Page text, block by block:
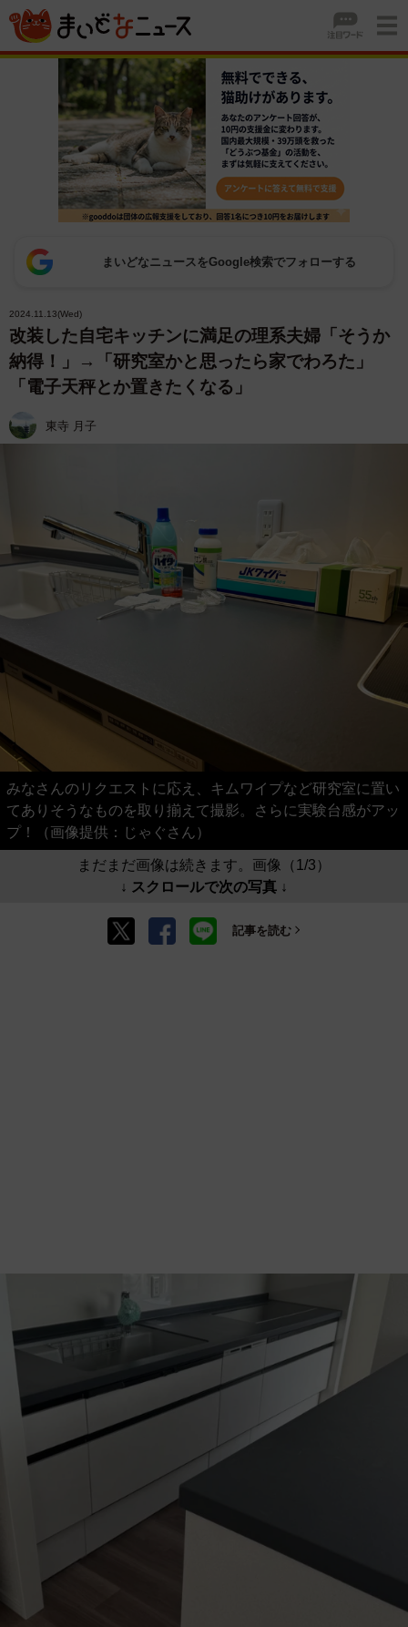
まいどなニュースをGoogle検索でフォローする
2024.11.13(Wed)
改装した自宅キッチンに満足の理系夫婦「そうか
納得！」→「研究室かと思ったら家でわろた」
「電子天秤とか置きたくなる」
東寺 月子
みなさんのリクエストに応え、キムワイプなど研究室に置い
てありそうなものを取り揃えて撮影。さらに実験台感がアッ
プ！（画像提供：じゃぐさん）
まだまだ画像は続きます。画像（1/3）
↓ スクロールで次の写真 ↓
記事を読む